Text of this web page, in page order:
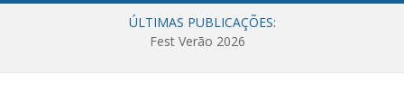
ÚLTIMAS PUBLICAÇÕES:
Fest Verão 2026